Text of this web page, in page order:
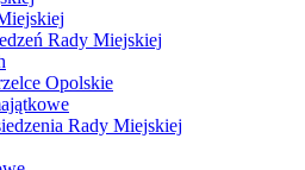
Rady Miejskiej
Opolskie
Rady Miejskiej